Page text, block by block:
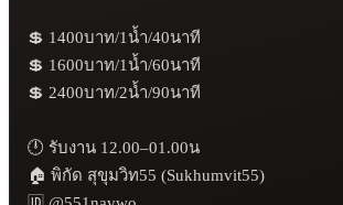
💲 1400บาท/1น้ำ/40นาที
💲 1600บาท/1น้ำ/60นาที
💲 2400บาท/2น้ำ/90นาที
🕛 รับงาน 12.00–01.00น
🏠 พิกัด สุขุมวิท55 (Sukhumvit55)